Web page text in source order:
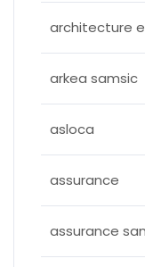
architecture
arkea samsic
asloca
assurance
assurance